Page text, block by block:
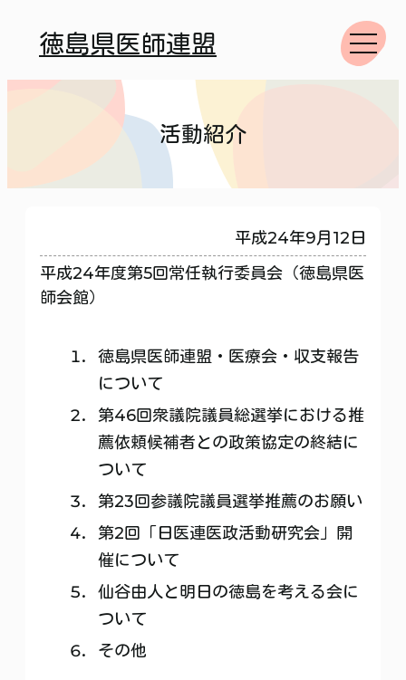
徳島県医師連盟
活動紹介
平成24年度第5回常任執行委員会（徳島県医
師会館）
平成24年9月12日
徳島県医師連盟・医療会・収支報告
について
第46回衆議院議員総選挙における推
薦依頼候補者との政策協定の終結に
ついて
第23回参議院議員選挙推薦のお願い
第2回「日医連医政活動研究会」開
催について
仙谷由人と明日の徳島を考える会に
ついて
その他